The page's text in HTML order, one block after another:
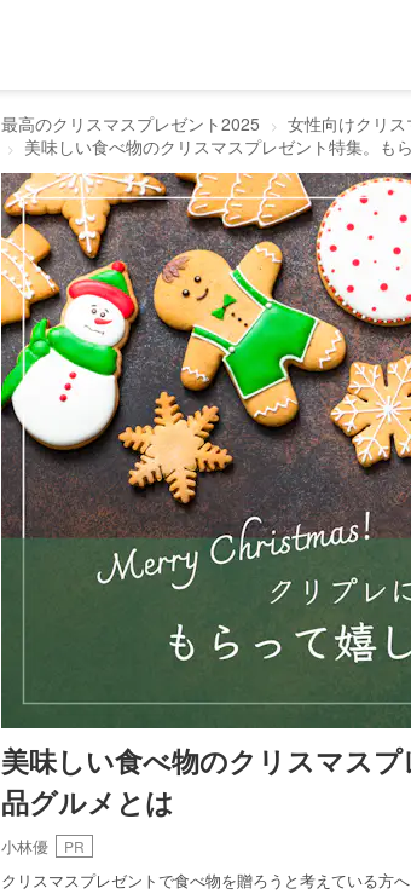
最高のクリスマスプレゼント2025 女性向けクリス
美味しい食べ物のクリスマスプレゼント特集。も
美味しい食べ物のクリスマス
品グルメとは
小林優 PR
クリスマスプレゼントで食べ物を贈ろうと考えている方